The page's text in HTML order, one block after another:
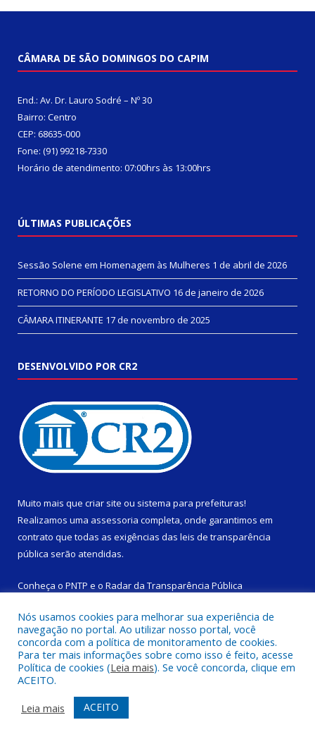
CÂMARA DE SÃO DOMINGOS DO CAPIM
End.: Av. Dr. Lauro Sodré – Nº 30
Bairro: Centro
CEP: 68635-000
Fone: (91) 99218-7330
Horário de atendimento: 07:00hrs às 13:00hrs
ÚLTIMAS PUBLICAÇÕES
Sessão Solene em Homenagem às Mulheres 1 de abril de 2026
RETORNO DO PERÍODO LEGISLATIVO 16 de janeiro de 2026
CÂMARA ITINERANTE 17 de novembro de 2025
DESENVOLVIDO POR CR2
Muito mais que criar site ou sistema para prefeituras!
Realizamos uma assessoria completa, onde garantimos em
contrato que todas as exigências das leis de transparência
pública serão atendidas.
Conheça o PNTP e o Radar da Transparência Pública
Todos os direitos reservados a Câmara Municipal de São
Domingos do Capim.
Mapa do Site
Acessar Área Administrativa
Acessar Webmail
Nós usamos cookies para melhorar sua experiência de
navegação no portal. Ao utilizar nosso portal, você
concorda com a política de monitoramento de cookies.
Para ter mais informações sobre como isso é feito, acesse
Política de cookies (Leia mais). Se você concorda, clique em
ACEITO.
Leia mais
ACEITO